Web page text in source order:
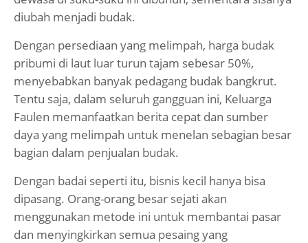
diubah menjadi budak.
Dengan persediaan yang melimpah, harga budak
pribumi di laut luar turun tajam sebesar 50%,
menyebabkan banyak pedagang budak bangkrut.
Tentu saja, dalam seluruh gangguan ini, Keluarga
Faulen memanfaatkan berita cepat dan sumber
daya yang melimpah untuk menelan sebagian besar
bagian dalam penjualan budak.
Dengan badai seperti itu, bisnis kecil hanya bisa
dipasang. Orang-orang besar sejati akan
menggunakan metode ini untuk membantai pasar
dan menyingkirkan semua pesaing yang